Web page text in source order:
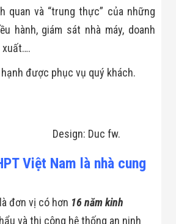
quan và “trung thực” của những
hành, giám sát nhà máy, doanh
xuất….
được phục vụ quý khách.
Duc fw.
Việt Nam là nhà cung
là đơn vị có hơn 16 năm kinh
và thi công hệ thống an ninh